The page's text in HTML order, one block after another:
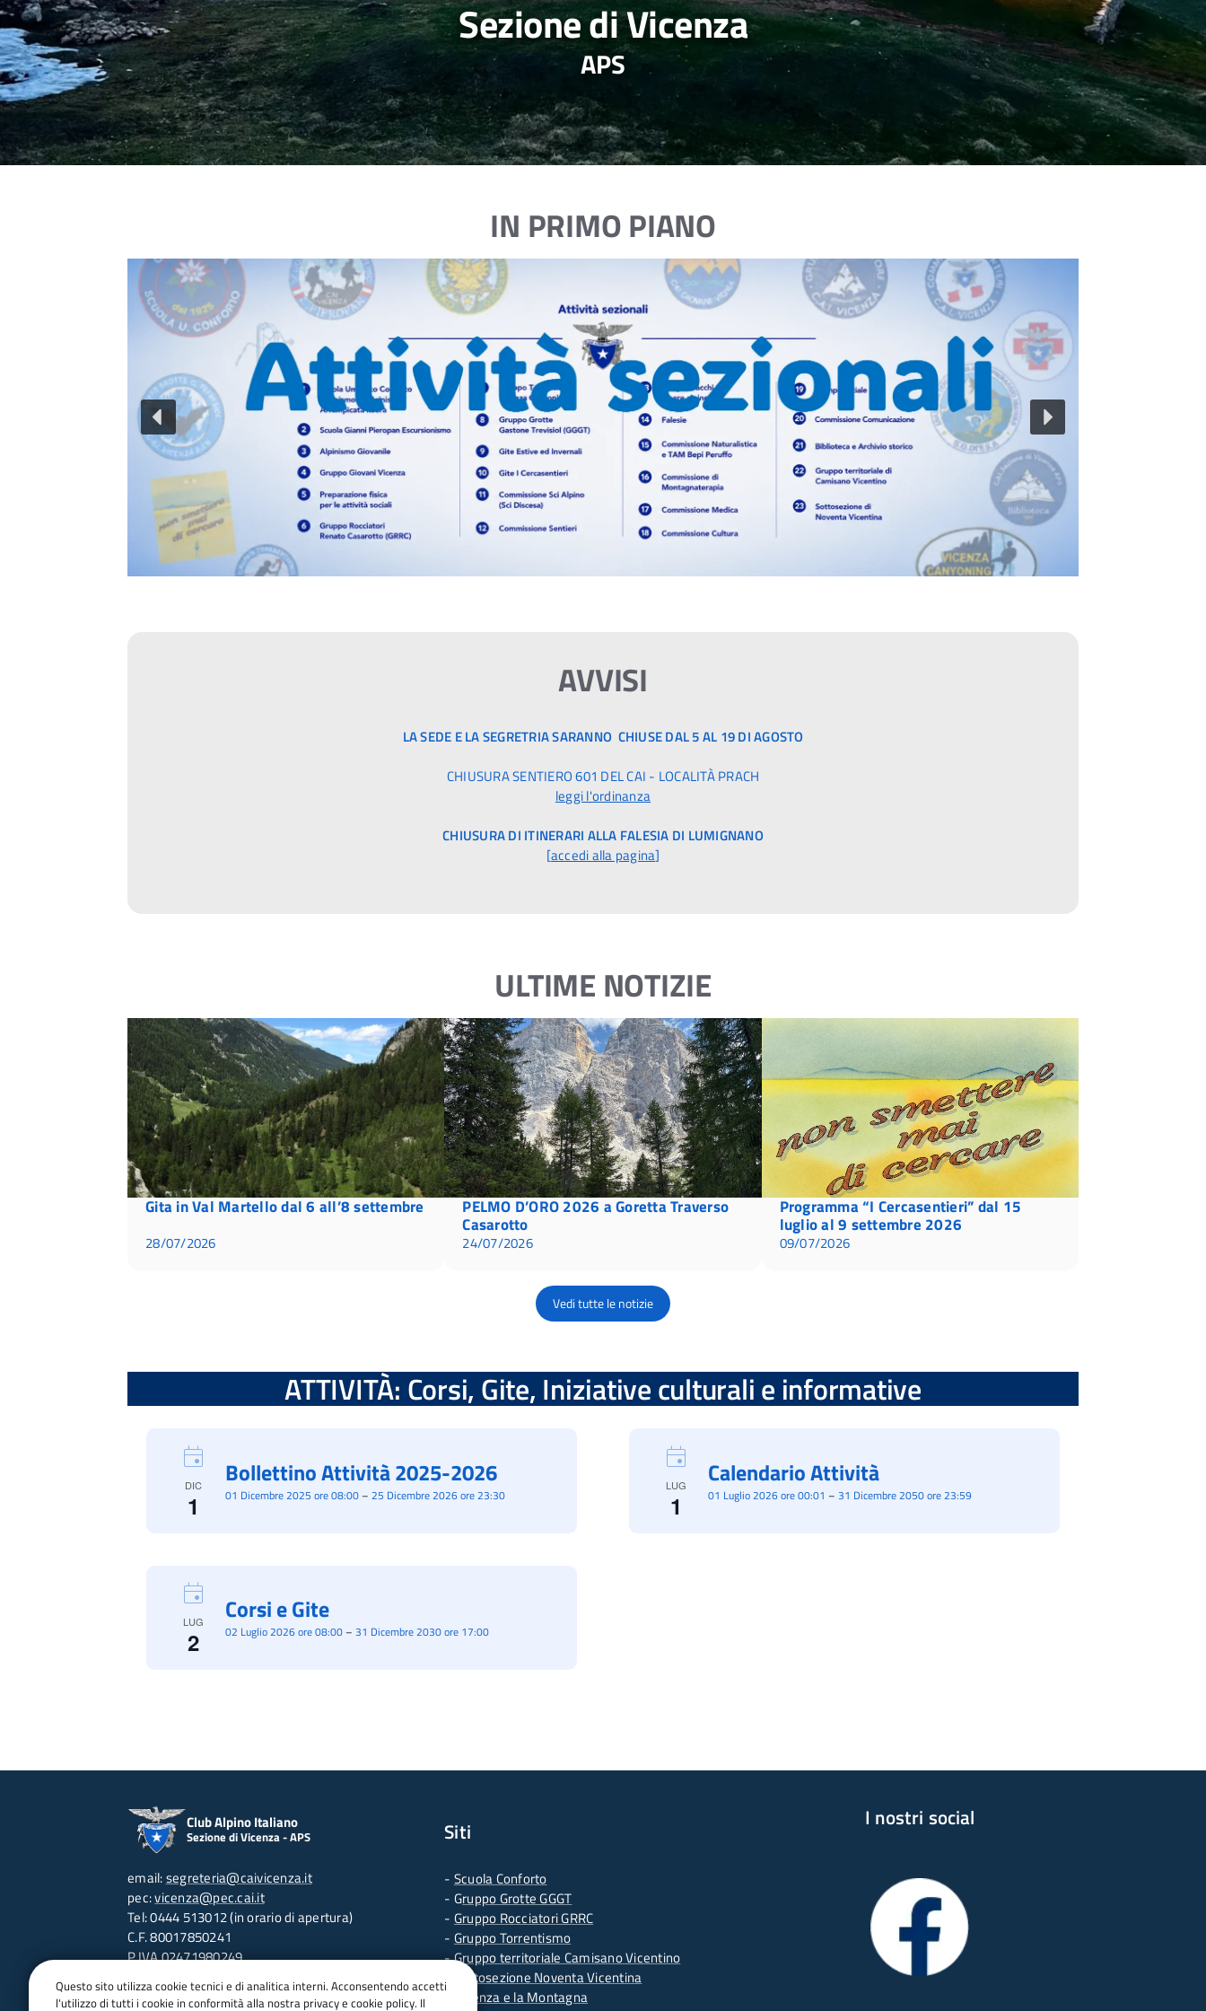
Sezione di Vicenza
APS
IN PRIMO PIANO
AVVISI
LA SEDE E LA SEGRETRIA SARANNO CHIUSE DAL 5 AL 19 DI AGOSTO
CHIUSURA SENTIERO 601 DEL CAI - LOCALITÀ PRACH
leggi l'ordinanza
CHIUSURA DI ITINERARI ALLA FALESIA DI LUMIGNANO
[accedi alla pagina]
ULTIME NOTIZIE
Gita in Val Martello dal 6 all’8 settembre
28/07/2026
PELMO D’ORO 2026 a Goretta Traverso
Casarotto
24/07/2026
Programma “I Cercasentieri” dal 15
luglio al 9 settembre 2026
09/07/2026
Vedi tutte le notizie
ATTIVITÀ: Corsi, Gite, Iniziative culturali e informative
DIC
1 01 Dicembre 2025 ore 08:00– 25 Dicembre 2026 ore 23:30
Bollettino Attività 2025-2026 LUG
1 01 Luglio 2026 ore 00:01 – 31 Dicembre 2050 ore 23:59
Calendario Attività
LUG
2 02 Luglio 2026 ore 08:00– 31 Dicembre 2030 ore 17:00
Corsi e Gite
Club Alpino Italiano
Sezione di Vicenza - APS
email:segreteria@caivicenza.it
pec:vicenza@pec.cai.it
Tel: 0444 513012 (in orario di apertura)
C.F. 80017850241
P.IVA 02471980249
Contra' Porta S.Lucia, 95 - 36100 VI
Orari d'apertura:
Siti
- Scuola Conforto
- Gruppo Grotte GGGT
- Gruppo Rocciatori GRRC
- Gruppo Torrentismo
-Gruppo territoriale Camisano Vicentino
-
Sottosezione Noventa Vicentina
-
Vicenza e la Montagna
I nostri social
Questo sito utilizza cookie tecnici e di analitica interni. Acconsentendo accetti
l'utilizzo di tutti i cookie in conformità alla nostra privacy e cookie policy. Il